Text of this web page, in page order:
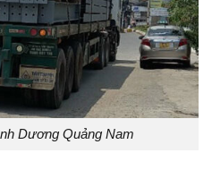
Dương Quảng Nam